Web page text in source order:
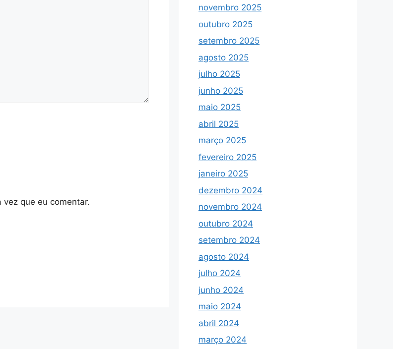
que eu comentar.
novembro 2025
outubro 2025
setembro 2025
agosto 2025
julho 2025
junho 2025
maio 2025
abril 2025
março 2025
fevereiro 2025
janeiro 2025
dezembro 2024
novembro 2024
outubro 2024
setembro 2024
agosto 2024
julho 2024
junho 2024
maio 2024
abril 2024
março 2024